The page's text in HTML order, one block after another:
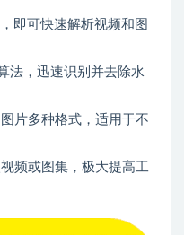
即可快速解析视频和图
法，迅速识别并去除水
片多种格式，适用于不
频或图集，极大提高工